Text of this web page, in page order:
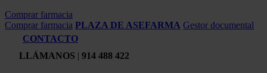
Comprar farmacia
Comprar farmacia PLAZA DE ASEFARMA Gestor documental
CONTACTO
LLÁMANOS | 914 488 422